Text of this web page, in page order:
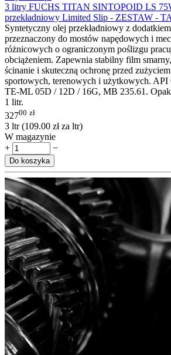
3 litry FUCHS TITAN SINTOPOID LS
przekładniowy Limited Slip - ZESTAW -
Syntetyczny olej przekładniowy z
przeznaczony do mostów napędowych i
różnicowych o ograniczonym poślizgu
obciążeniem. Zapewnia stabilny film
ścinanie i skuteczną ochronę przed
sportowych, terenowych i użytkowych.
TE-ML 05D / 12D / 16G, MB 235.61.
1 litr.
32700 zł
3 ltr (109.00 złza ltr)
W magazynie
+
−
Do koszyka